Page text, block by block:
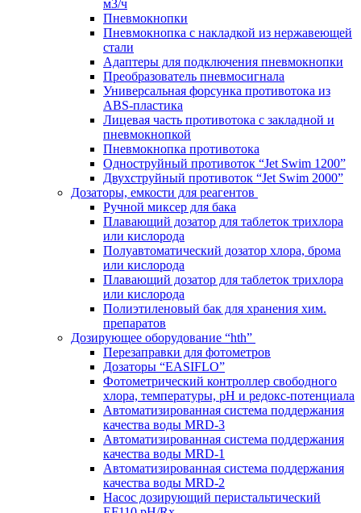
м3/ч
Пневмокнопки
Пневмокнопка с накладкой из нержавеющей
стали
Адаптеры для подключения пневмокнопки
Преобразователь пневмосигнала
Универсальная форсунка противотока из
ABS-пластика
Лицевая часть противотока с закладной и
пневмокнопкой
Пневмокнопка противотока
Одноструйный противоток “Jet Swim 1200”
Двухструйный противоток “Jet Swim 2000”
Дозаторы, емкости для реагентов
Ручной миксер для бака
Плавающий дозатор для таблеток трихлора
или кислорода
Полуавтоматический дозатор хлора, брома
или кислорода
Плавающий дозатор для таблеток трихлора
или кислорода
Полиэтиленовый бак для хранения хим.
препаратов
Дозирующее оборудование “hth”
Перезаправки для фотометров
Дозаторы “EASIFLO”
Фотометрический контроллер свободного
хлора, температуры, рН и редокс-потенциала
Автоматизированная система поддержания
качества воды MRD-3
Автоматизированная система поддержания
качества воды MRD-1
Автоматизированная система поддержания
качества воды MRD-2
Насос дозирующий перистальтический